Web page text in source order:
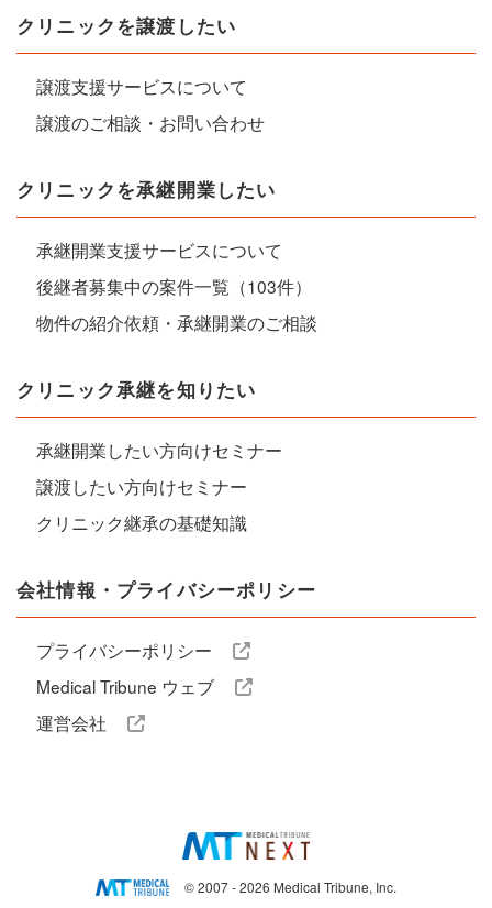
クリニックを譲渡したい
譲渡支援サービスについて
譲渡のご相談・お問い合わせ
クリニックを承継開業したい
承継開業支援サービスについて
後継者募集中の案件一覧（103件）
物件の紹介依頼・承継開業のご相談
クリニック承継を知りたい
承継開業したい方向けセミナー
譲渡したい方向けセミナー
クリニック継承の基礎知識
会社情報・プライバシーポリシー
プライバシーポリシー
Medical Tribune ウェブ
運営会社
© 2007 - 2026 Medical Tribune, Inc.